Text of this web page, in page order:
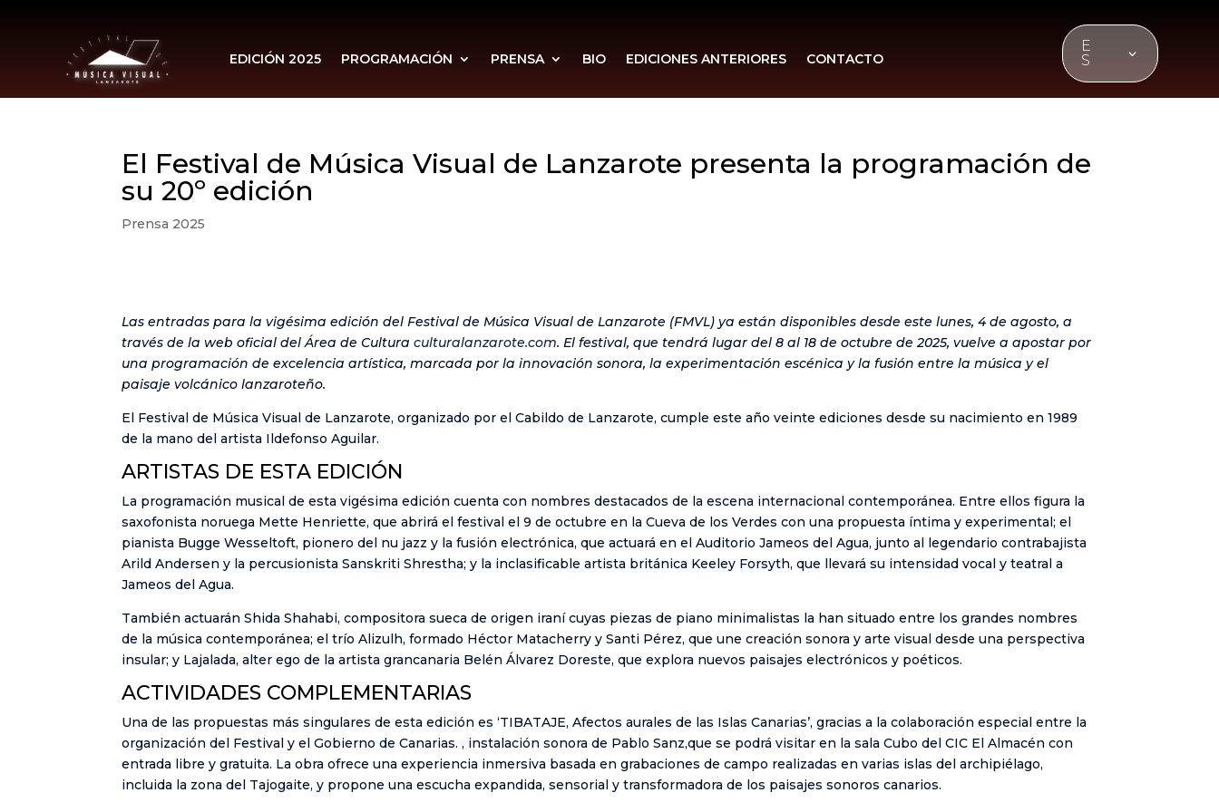
EDICIÓN 2025 PROGRAMACIÓN PRENSA BIO EDICIONES ANTERIORES CONTACTO
E
S
El Festival de Música Visual de Lanzarote presenta la programación de
su 20º edición
Prensa 2025
Las entradas para la vigésima edición del Festival de Música Visual de Lanzarote (FMVL) ya están disponibles desde este lunes, 4 de agosto, a
través de la web oficial del Área de Culturaculturalanzarote.com. El festival, que tendrá lugar del 8 al 18 de octubre de 2025, vuelve a apostar por
una programación de excelencia artística, marcada por la innovación sonora, la experimentación escénica y la fusión entre la música y el
paisaje volcánico lanzaroteño.
El Festival de Música Visual de Lanzarote, organizado por el Cabildo de Lanzarote, cumple este año veinte ediciones desde su nacimiento en 1989
de la mano del artista Ildefonso Aguilar.
ARTISTAS DE ESTA EDICIÓN
La programación musical de esta vigésima edición cuenta con nombres destacados de la escena internacional contemporánea. Entre ellos figura la
saxofonista noruega Mette Henriette, que abrirá el festival el 9 de octubre en la Cueva de los Verdes con una propuesta íntima y experimental; el
pianista Bugge Wesseltoft, pionero del nu jazz y la fusión electrónica, que actuará en el Auditorio Jameos del Agua, junto al legendario contrabajista
Arild Andersen y la percusionista Sanskriti Shrestha; y la inclasificable artista británica Keeley Forsyth, que llevará su intensidad vocal y teatral a
Jameos del Agua.
También actuarán Shida Shahabi, compositora sueca de origen iraní cuyas piezas de piano minimalistas la han situado entre los grandes nombres
de la música contemporánea; el trío Alizulh, formado Héctor Matacherry y Santi Pérez, que une creación sonora y arte visual desde una perspectiva
insular; y Lajalada, alter ego de la artista grancanaria Belén Álvarez Doreste, que explora nuevos paisajes electrónicos y poéticos.
ACTIVIDADES COMPLEMENTARIAS
Una de las propuestas más singulares de esta edición es ‘TIBATAJE, Afectos aurales de las Islas Canarias’, gracias a la colaboración especial entre la
organización del Festival y el Gobierno de Canarias. , instalación sonora de Pablo Sanz,que se podrá visitar en la sala Cubo del CIC El Almacén con
entrada libre y gratuita. La obra ofrece una experiencia inmersiva basada en grabaciones de campo realizadas en varias islas del archipiélago,
incluida la zona del Tajogaite, y propone una escucha expandida, sensorial y transformadora de los paisajes sonoros canarios.